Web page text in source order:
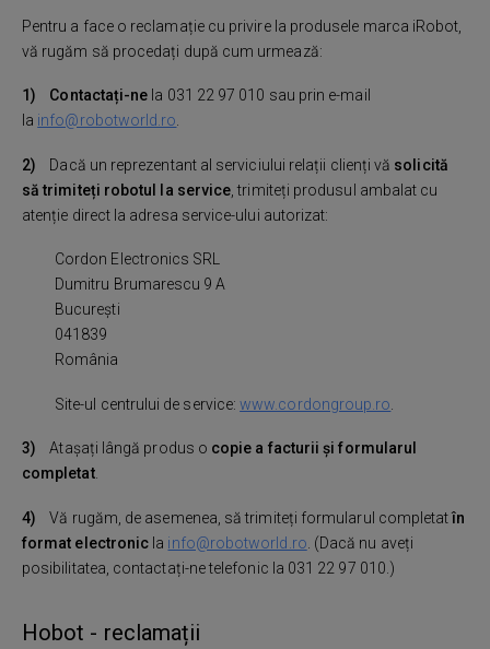
Pentru a face o reclamație cu privire la produsele marca iRobot,
vă rugăm să procedați după cum urmează:
1) Contactați-ne la 031 22 97 010 sau prin e-mail
la info@robotworld.ro
2) Dacă un reprezentant al serviciului relații clienți vă solicită
să trimiteți robotul la service , trimiteți produsul ambalat cu
atenție direct la adresa service-ului autorizat:
Cordon Electronics SRL
Dumitru Brumarescu 9 A
București
041839
România
Site-ul centrului de service:www.cordongroup.ro
3) Atașați lângă produs o copie a facturii și formularul
completat.
4) Vă rugăm, de asemenea, să trimiteți formularul completatîn
format electronic la info@robotworld.ro . (Dacă nu aveți
posibilitatea, contactați-ne telefonic la 031 22 97 010.)
Hobot - reclamații